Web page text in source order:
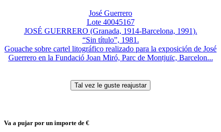
José Guerrero
Lote 40045167
JOSÉ GUERRERO (Granada, 1914-Barcelona, 1991).
“Sin título”, 1981.
Gouache sobre cartel litográfico realizado para la exposición de José
Guerrero en la Fundació Joan Miró, Parc de Montjuïc, Barcelon...
Va a pujar por un importe de €